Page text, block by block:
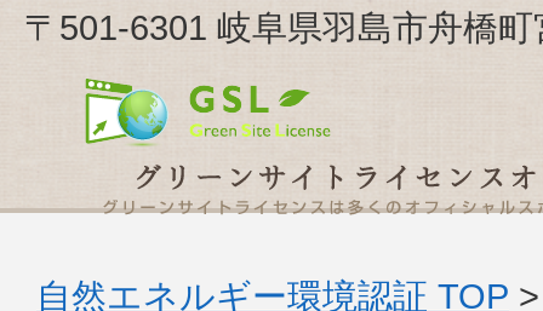
〒501-6301 岐阜県羽島市舟橋
自然エネルギー環境認証 TOP